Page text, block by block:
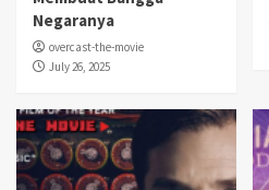
Negaranya
overcast-the-movie
July 26, 2025